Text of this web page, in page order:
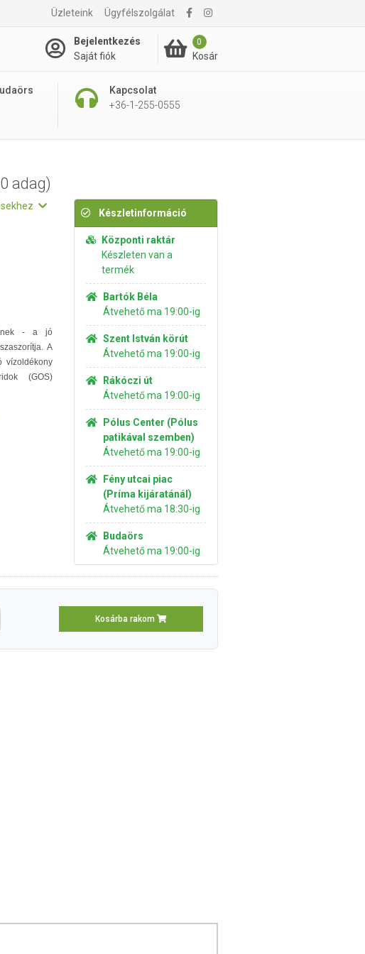
Üzleteink Ügyfélszolgálat
Bejelentkezés
Saját fiók
0
Kosár
Kapcsolat
+36-1-255-0555
6 590 Ft Kosárba rakom
adag)
- a jó
A
vízoldékony
(GOS)
Készletinformáció
Központi raktár
Készleten van a
termék
Bartók Béla
Átvehető ma 19:00-ig
Szent István körút
Átvehető ma 19:00-ig
Rákóczi út
Átvehető ma 19:00-ig
Pólus Center (Pólus
patikával szemben)
Átvehető ma 19:00-ig
Fény utcai piac
(Príma kijáratánál)
Átvehető ma 18:30-ig
Budaörs
Átvehető ma 19:00-ig
Kosárba rakom